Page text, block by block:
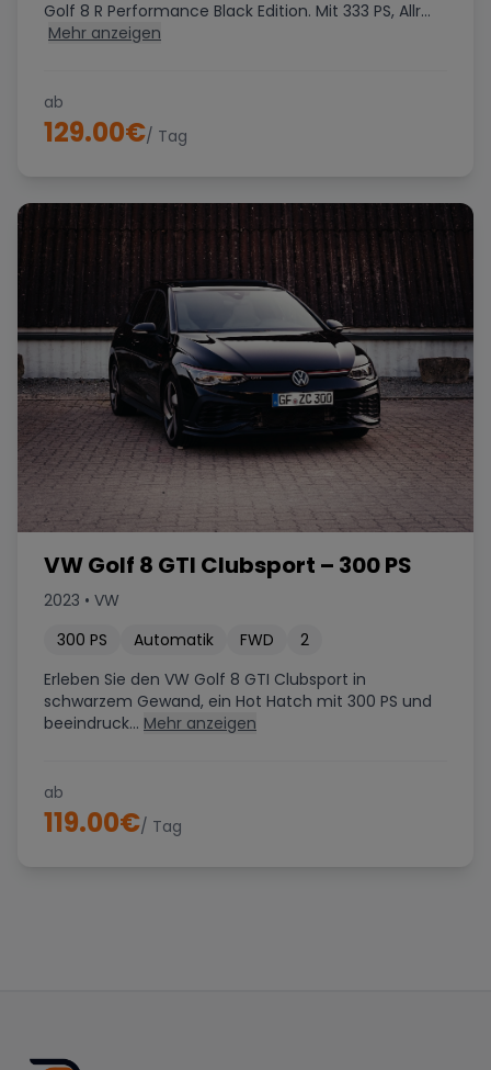
Golf 8 R Performance Black Edition. Mit 333 PS, Allr...
Mehr anzeigen
ab
129.00€/ Tag
VW Golf 8 GTI Clubsport – 300 PS
2023 • VW
300 PS Automatik FWD
2
Erleben Sie den VW Golf 8 GTI Clubsport in
schwarzem Gewand, ein Hot Hatch mit 300 PS und
beeindruck... Mehr anzeigen
ab
119.00€/ Tag